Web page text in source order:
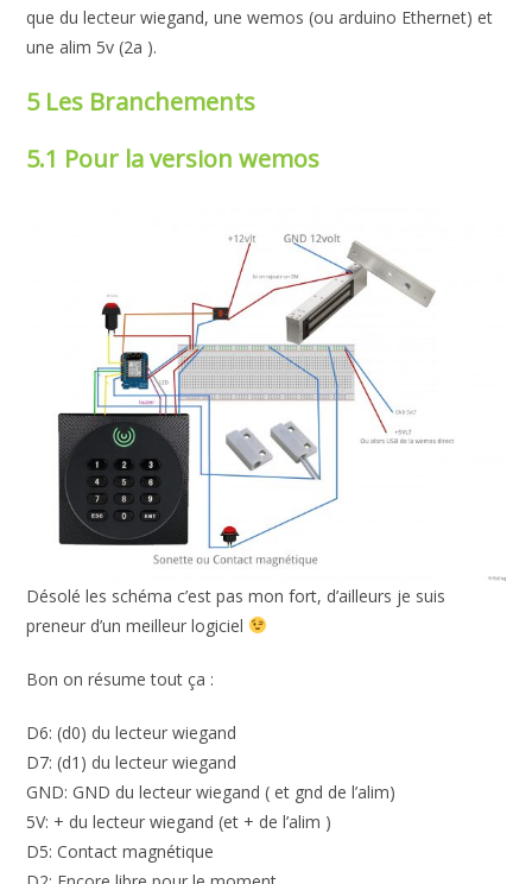
que du lecteur wiegand, une wemos (ou arduino Ethernet) et
une alim 5v (2a ).
5 Les Branchements
5.1 Pour la version wemos
Désolé les schéma c’est pas mon fort, d’ailleurs je suis
preneur d’un meilleur logiciel
Bon on résume tout ça :
D6: (d0) du lecteur wiegand
D7: (d1) du lecteur wiegand
GND: GND du lecteur wiegand ( et gnd de l’alim)
5V: + du lecteur wiegand (et + de l’alim )
D5: Contact magnétique